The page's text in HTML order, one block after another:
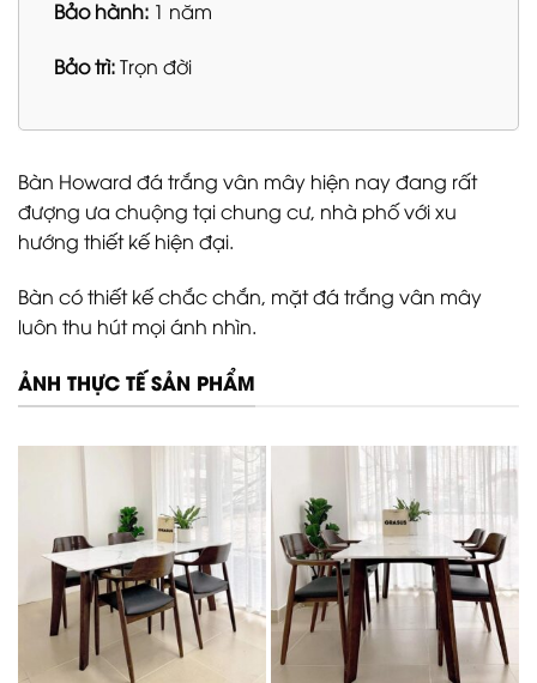
Bảo hành: 1 năm
Bảo trì:Trọn đời
Bàn Howard đá trắng vân mây hiện nay đang rất
đượng ưa chuộng tại chung cư, nhà phố với xu
hướng thiết kế hiện đại.
Bàn có thiết kế chắc chắn, mặt đá trắng vân mây
luôn thu hút mọi ánh nhìn.
ẢNH THỰC TẾ SẢN PHẨM